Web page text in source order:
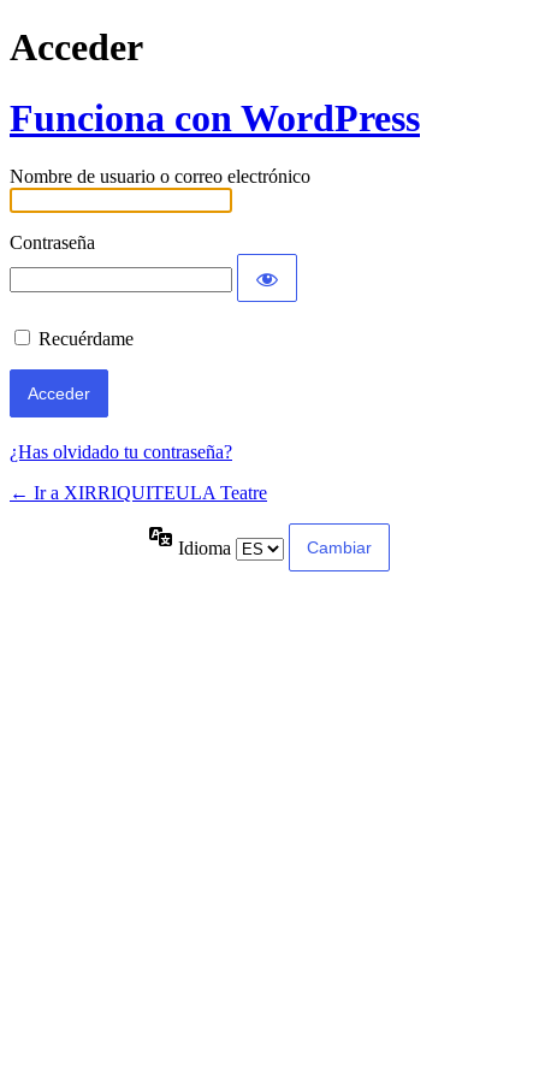
Acceder
Funciona con WordPress
Nombre de usuario o correo electrónico
Contraseña
Recuérdame
¿Has olvidado tu contraseña?
← Ir a XIRRIQUITEULA Teatre
Idioma